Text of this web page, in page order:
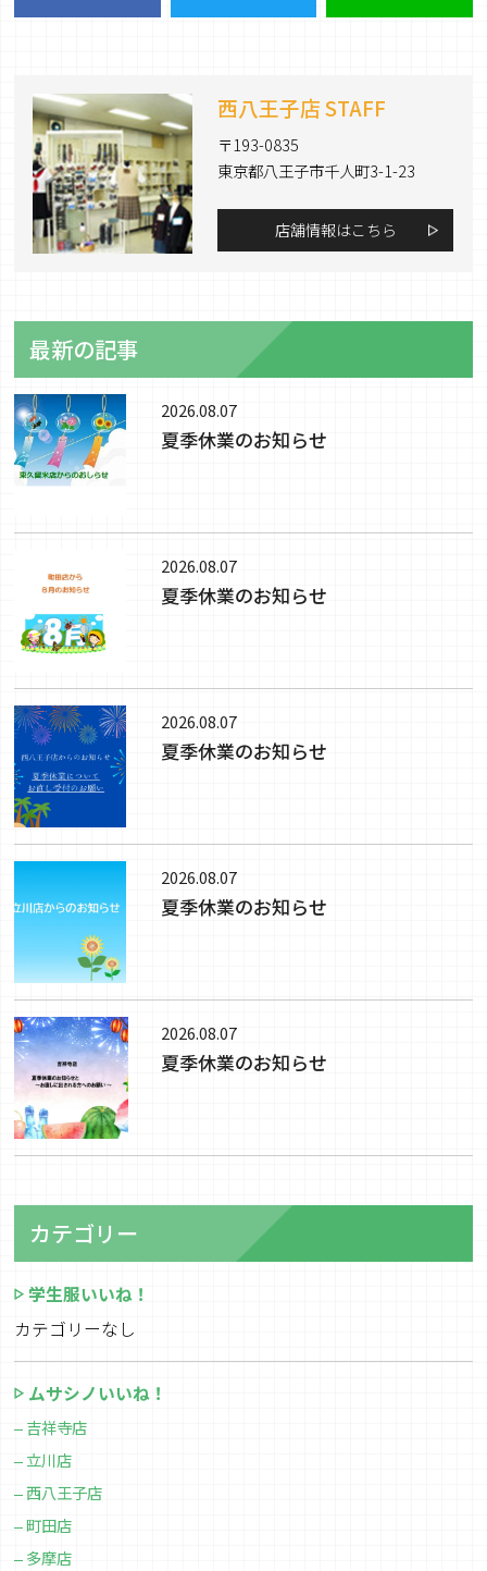
西八王子店 STAFF
〒193-0835
東京都八王子市千人町3-1-23
店舗情報はこちら
最新の記事
2026.08.07
夏季休業のお知らせ
2026.08.07
夏季休業のお知らせ
2026.08.07
夏季休業のお知らせ
2026.08.07
夏季休業のお知らせ
2026.08.07
夏季休業のお知らせ
カテゴリー
学生服いいね！
カテゴリーなし
ムサシノいいね！
吉祥寺店
立川店
西八王子店
町田店
多摩店